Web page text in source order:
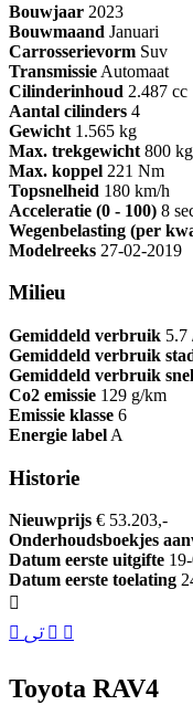
Bouwjaar 2023
Bouwmaand Januari
Carrosserievorm Suv
Transmissie Automaat
Cilinderinhoud 2.487 cc
Aantal cilinders 4
Gewicht 1.565 kg
Max. trekgewicht 800 kg
Max. koppel 221 Nm
Topsnelheid 180 km/h
Acceleratie (0 - 100) 8
Wegenbelasting (per
Modelreeks 27-02-2019
Milieu
Gemiddeld verbruik 5.7
Gemiddeld verbruik
Gemiddeld verbruik
Co2 emissie 129 g/km
Emissie klasse 6
Energie label A
Historie
Nieuwprijs € 53.203,-
Onderhoudsboekjes
Datum eerste uitgifte
Datum eerste toelating
Toyota RAV4